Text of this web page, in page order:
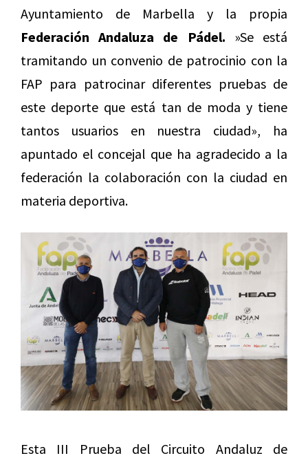
Ayuntamiento de Marbella y la propia
Federación Andaluza de Pádel. »Se está
tramitando un convenio de patrocinio con la
FAP para patrocinar diferentes pruebas de
este deporte que está tan de moda y tiene
tantos usuarios en nuestra ciudad», ha
apuntado el concejal que ha agradecido a la
federación la colaboración con la ciudad en
materia deportiva.
Esta III Prueba del Circuito Andaluz de